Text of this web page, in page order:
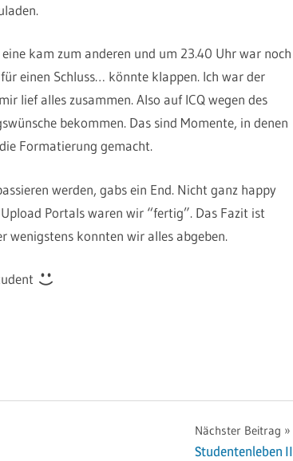
kam zum anderen und um 23.40 Uhr war noch
einen Schluss… könnte klappen. Ich war der
lief alles zusammen. Also auf ICQ wegen des
bekommen. Das sind Momente, in denen
Formatierung gemacht.
werden, gabs ein End. Nicht ganz happy
Portals waren wir “fertig”. Das Fazit ist
wenigstens konnten wir alles abgeben.
Nächster Beitrag
Studentenleben II